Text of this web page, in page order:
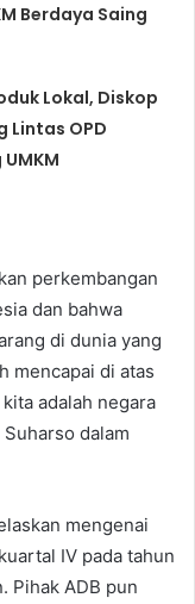
Berdaya Saing
Lokal, Diskop
Lintas OPD
perkembangan
dan bahwa
di dunia yang
mencapai di atas
adalah negara
dalam
mengenai
IV pada tahun
Pihak ADB pun